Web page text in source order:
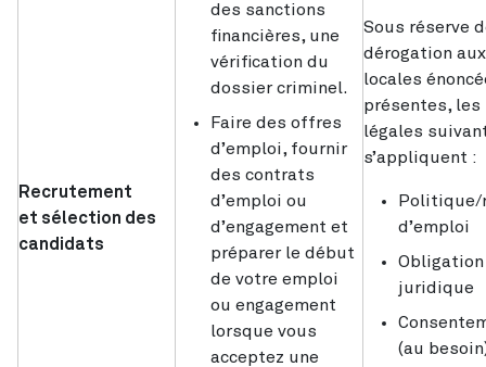
Recrutement
et sélection des
candidats
des sanctions
financières, une
vérification du
dossier criminel.
Faire des offres
d’emploi, fournir
des contrats
d’emploi ou
d’engagement et
préparer le début
de votre emploi
ou engagement
lorsque vous
acceptez une
Sous réserve
dérogation
locales
présentes, les
légales
s’appliquent :
Politique/
d’emploi
Obligation
juridique
(au